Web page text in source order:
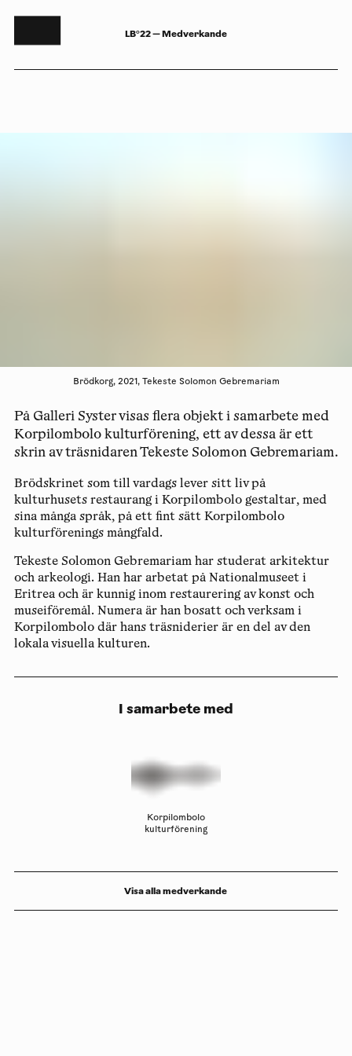
LB°22 — Medverkande
Brödkorg, 2021, Tekeste Solomon Gebremariam
På Galleri Syster visas flera objekt i samarbete med
Korpilombolo kulturförening, ett av dessa är ett
skrin av träsnidaren Tekeste Solomon Gebremariam.
Brödskrinet som till vardags lever sitt liv på
kulturhusets restaurang i Korpilombolo gestaltar, med
sina många språk, på ett fint sätt Korpilombolo
kulturförenings mångfald.
Tekeste Solomon Gebremariam har studerat arkitektur
och arkeologi. Han har arbetat på Nationalmuseet i
Eritrea och är kunnig inom restaurering av konst och
museiföremål. Numera är han bosatt och verksam i
Korpilombolo där hans träsniderier är en del av den
lokala visuella kulturen.
I samarbete med
Korpilombolo
kulturförening
Visa alla medverkande